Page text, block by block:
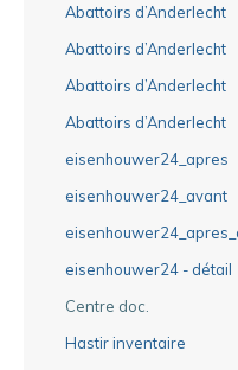
Abattoirs d’Anderlecht
Abattoirs d’Anderlecht
Abattoirs d’Anderlecht
Abattoirs d’Anderlecht
eisenhouwer24_apres
eisenhouwer24_avant
eisenhouwer24 - détail
Centre doc.
Hastir inventaire